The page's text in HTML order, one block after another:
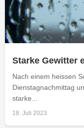
Starke Gewitter
Nach einem heissen
Dienstagnachmittag
starke...
18. Juli 2023